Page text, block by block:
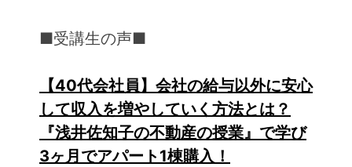
■受講生の声■
【40代会社員】会社の給与以外に安心
して収入を増やしていく方法とは？
『浅井佐知子の不動産の授業』で学び
3ヶ月でアパート1棟購入！